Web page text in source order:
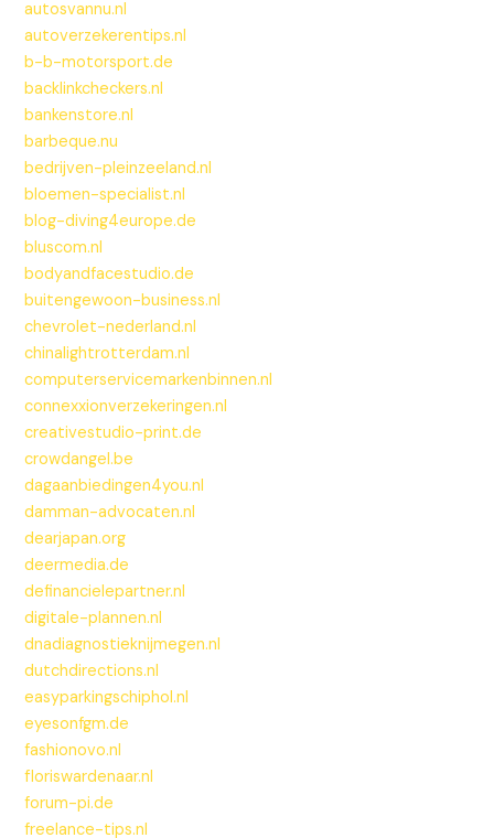
autosvannu.nl
autoverzekerentips.nl
b-b-motorsport.de
backlinkcheckers.nl
bankenstore.nl
barbeque.nu
bedrijven-pleinzeeland.nl
bloemen-specialist.nl
blog-diving4europe.de
bluscom.nl
bodyandfacestudio.de
buitengewoon-business.nl
chevrolet-nederland.nl
chinalightrotterdam.nl
computerservicemarkenbinnen.nl
connexxionverzekeringen.nl
creativestudio-print.de
crowdangel.be
dagaanbiedingen4you.nl
damman-advocaten.nl
dearjapan.org
deermedia.de
definancielepartner.nl
digitale-plannen.nl
dnadiagnostieknijmegen.nl
dutchdirections.nl
easyparkingschiphol.nl
eyesonfgm.de
fashionovo.nl
floriswardenaar.nl
forum-pi.de
freelance-tips.nl